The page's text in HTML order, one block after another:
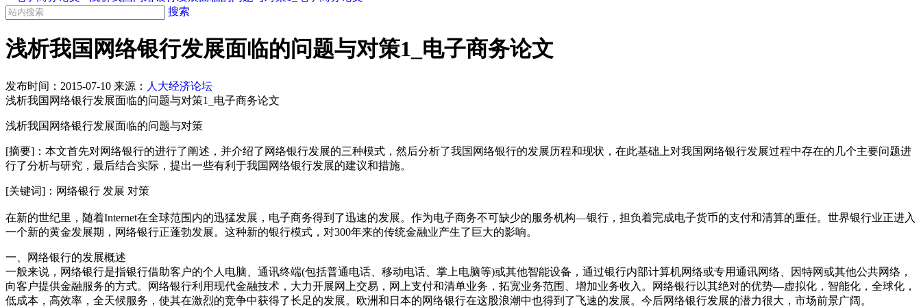
搜索
浅析我国网络银行发展面临的问题与对策1_电子商务论文
发布时间： 2015-07-10 来源： 人大经济论坛
浅析我国网络银行发展面临的问题与对策1_电子商务论文
浅析我国网络银行发展面临的问题与对策
[摘要]：本文首先对网络银行的进行了阐述，并介绍了网络银行发展的三种模式，然后分析了我国网络银行的发展历程和现状，在此基础上对我国网络银行发展过程中存在的几个主要问题进
行了分析与研究，最后结合实际，提出一些有利于我国网络银行发展的建议和措施。
[关键词]：网络银行 发展 对策
在新的世纪里，随着Internet在全球范围内的迅猛发展，电子商务得到了迅速的发展。作为电子商务不可缺少的服务机构—银行，担负着完成电子货币的支付和清算的重任。世界银行业正进入
一个新的黄金发展期，网络银行正蓬勃发展。这种新的银行模式，对300年来的传统金融业产生了巨大的影响。
一、网络银行的发展概述
一般来说，网络银行是指银行借助客户的个人电脑、通讯终端(包括普通电话、移动电话、掌上电脑等)或其他智能设备，通过银行内部计算机网络或专用通讯网络、因特网或其他公共网络，
向客户提供金融服务的方式。网络银行利用现代金融技术，大力开展网上交易，网上支付和清单业务，拓宽业务范围、增加业务收入。网络银行以其绝对的优势—虚拟化，智能化，全球化，
低成本，高效率，全天候服务，使其在激烈的竞争中获得了长足的发展。欧洲和日本的网络银行在这股浪潮中也得到了飞速的发展。今后网络银行发展的潜力很大，市场前景广阔。